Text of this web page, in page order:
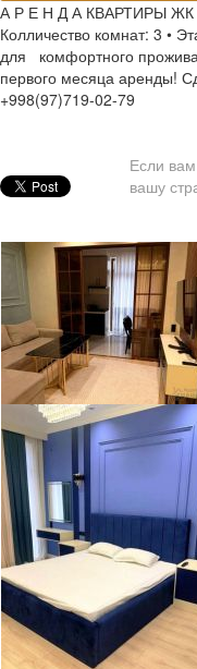
А Р Е Н Д А КВАРТИРЫ ЖК
Колличество комнат: 3 •
для комфортного
первого месяца аренды!
+998(97)719-02-79
Если
вашу